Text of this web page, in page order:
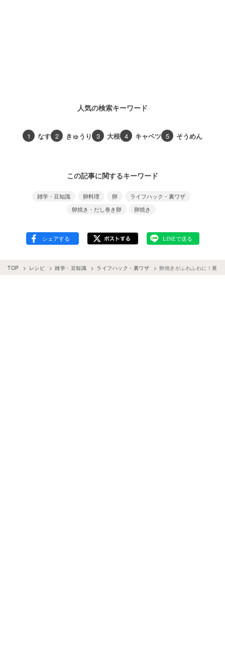
人気の検索キーワード
1 なす 2 きゅうり 3 大根 4 キャベツ 5 そうめん
この記事に関するキーワード
雑学・豆知識 卵料理 卵
ライフハック・裏ワザ
卵焼き・だし巻き卵
卵焼き
TOP レシピ 雑学・豆知識 ライフハック・裏ワザ 卵焼きがふわふわに！裏技